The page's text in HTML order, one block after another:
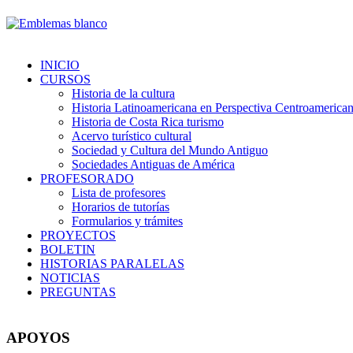
INICIO
CURSOS
Historia de la cultura
Historia Latinoamericana en Perspectiva
Historia de Costa Rica turismo
Acervo turístico cultural
Sociedad y Cultura del Mundo Antiguo
Sociedades Antiguas de América
PROFESORADO
Lista de profesores
Horarios de tutorías
Formularios y trámites
PROYECTOS
BOLETIN
HISTORIAS PARALELAS
NOTICIAS
PREGUNTAS
APOYOS